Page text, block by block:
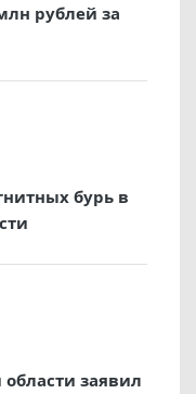
рублей за
бурь в
области заявил